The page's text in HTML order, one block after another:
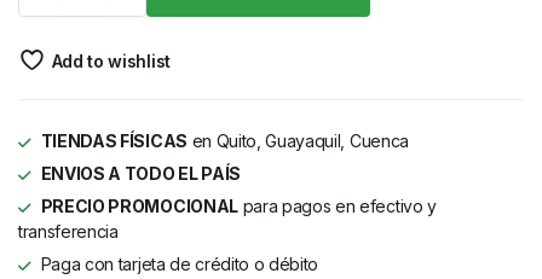
Add to wishlist
TIENDAS FÍSICAS en Quito, Guayaquil, Cuenca
ENVIOS A TODO EL PAÍS
PRECIO PROMOCIONALpara pagos en efectivo y
transferencia
Paga con tarjeta de crédito o débito